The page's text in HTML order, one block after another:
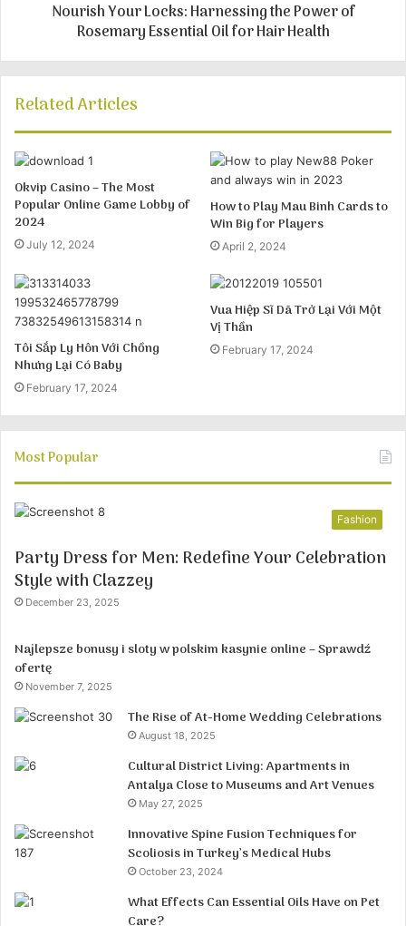
Nourish Your Locks: Harnessing the Power of
Rosemary Essential Oil for Hair Health
Related Articles
Okvip Casino – The Most
Popular Online Game Lobby of
2024
July 12, 2024
How to Play Mau Binh Cards to
Win Big for Players
April 2, 2024
Tôi Sắp Ly Hôn Với Chồng
Nhưng Lại Có Baby
February 17, 2024
Vua Hiệp Sĩ Dã Trở Lại Với Một
Vị Thần
February 17, 2024
Most Popular
Fashion
Party Dress for Men: Redefine Your Celebration
Style with Clazzey
December 23, 2025
Najlepsze bonusy i sloty w polskim kasynie online – Sprawdź
ofertę
November 7, 2025
The Rise of At-Home Wedding Celebrations
August 18, 2025
Cultural District Living: Apartments in
Antalya Close to Museums and Art Venues
May 27, 2025
Innovative Spine Fusion Techniques for
Scoliosis in Turkey’s Medical Hubs
October 23, 2024
What Effects Can Essential Oils Have on Pet
Care?